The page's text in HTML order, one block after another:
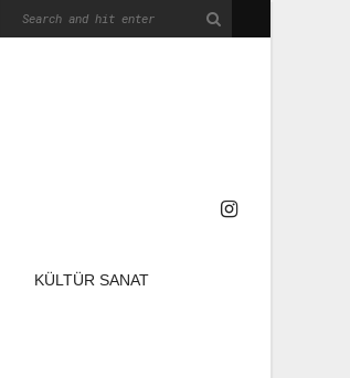
KÜLTÜR SANAT